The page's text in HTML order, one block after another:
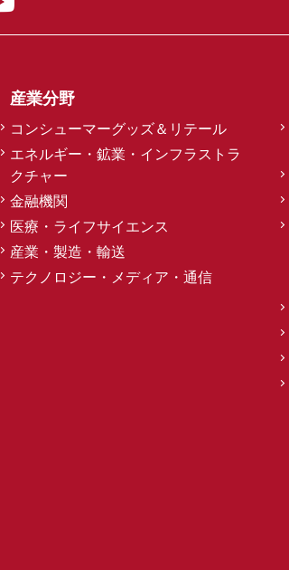
産業分野
コンシューマーグッズ＆リテール
エネルギー・鉱業・インフラストラ
クチャー
金融機関
医療・ライフサイエンス
産業・製造・輸送
テクノロジー・メディア・通信